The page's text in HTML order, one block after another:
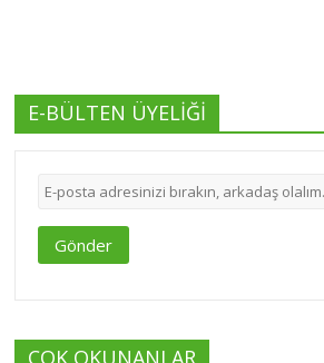
E-BÜLTEN ÜYELİĞİ
Gönder